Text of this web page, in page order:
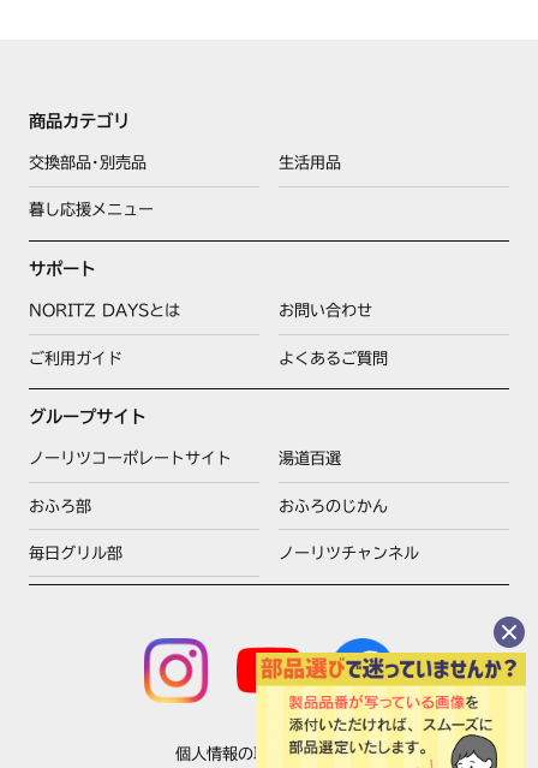
商品カテゴリ
交換部品･別売品 生活用品
暮し応援メニュー
サポート
NORITZ DAYSとは お問い合わせ
ご利用ガイド よくあるご質問
グループサイト
ノーリツコーポレートサイト 湯道百選
おふろ部 おふろのじかん
毎日グリル部 ノーリツチャンネル
個人情報の取扱いについて